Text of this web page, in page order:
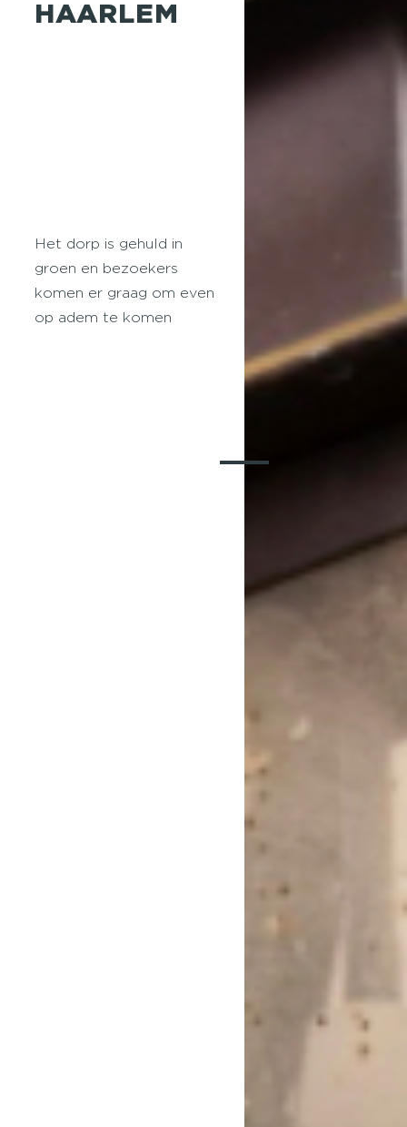
HAARLEM
Het dorp is gehuld in
groen en bezoekers
komen er graag om even
op adem te komen